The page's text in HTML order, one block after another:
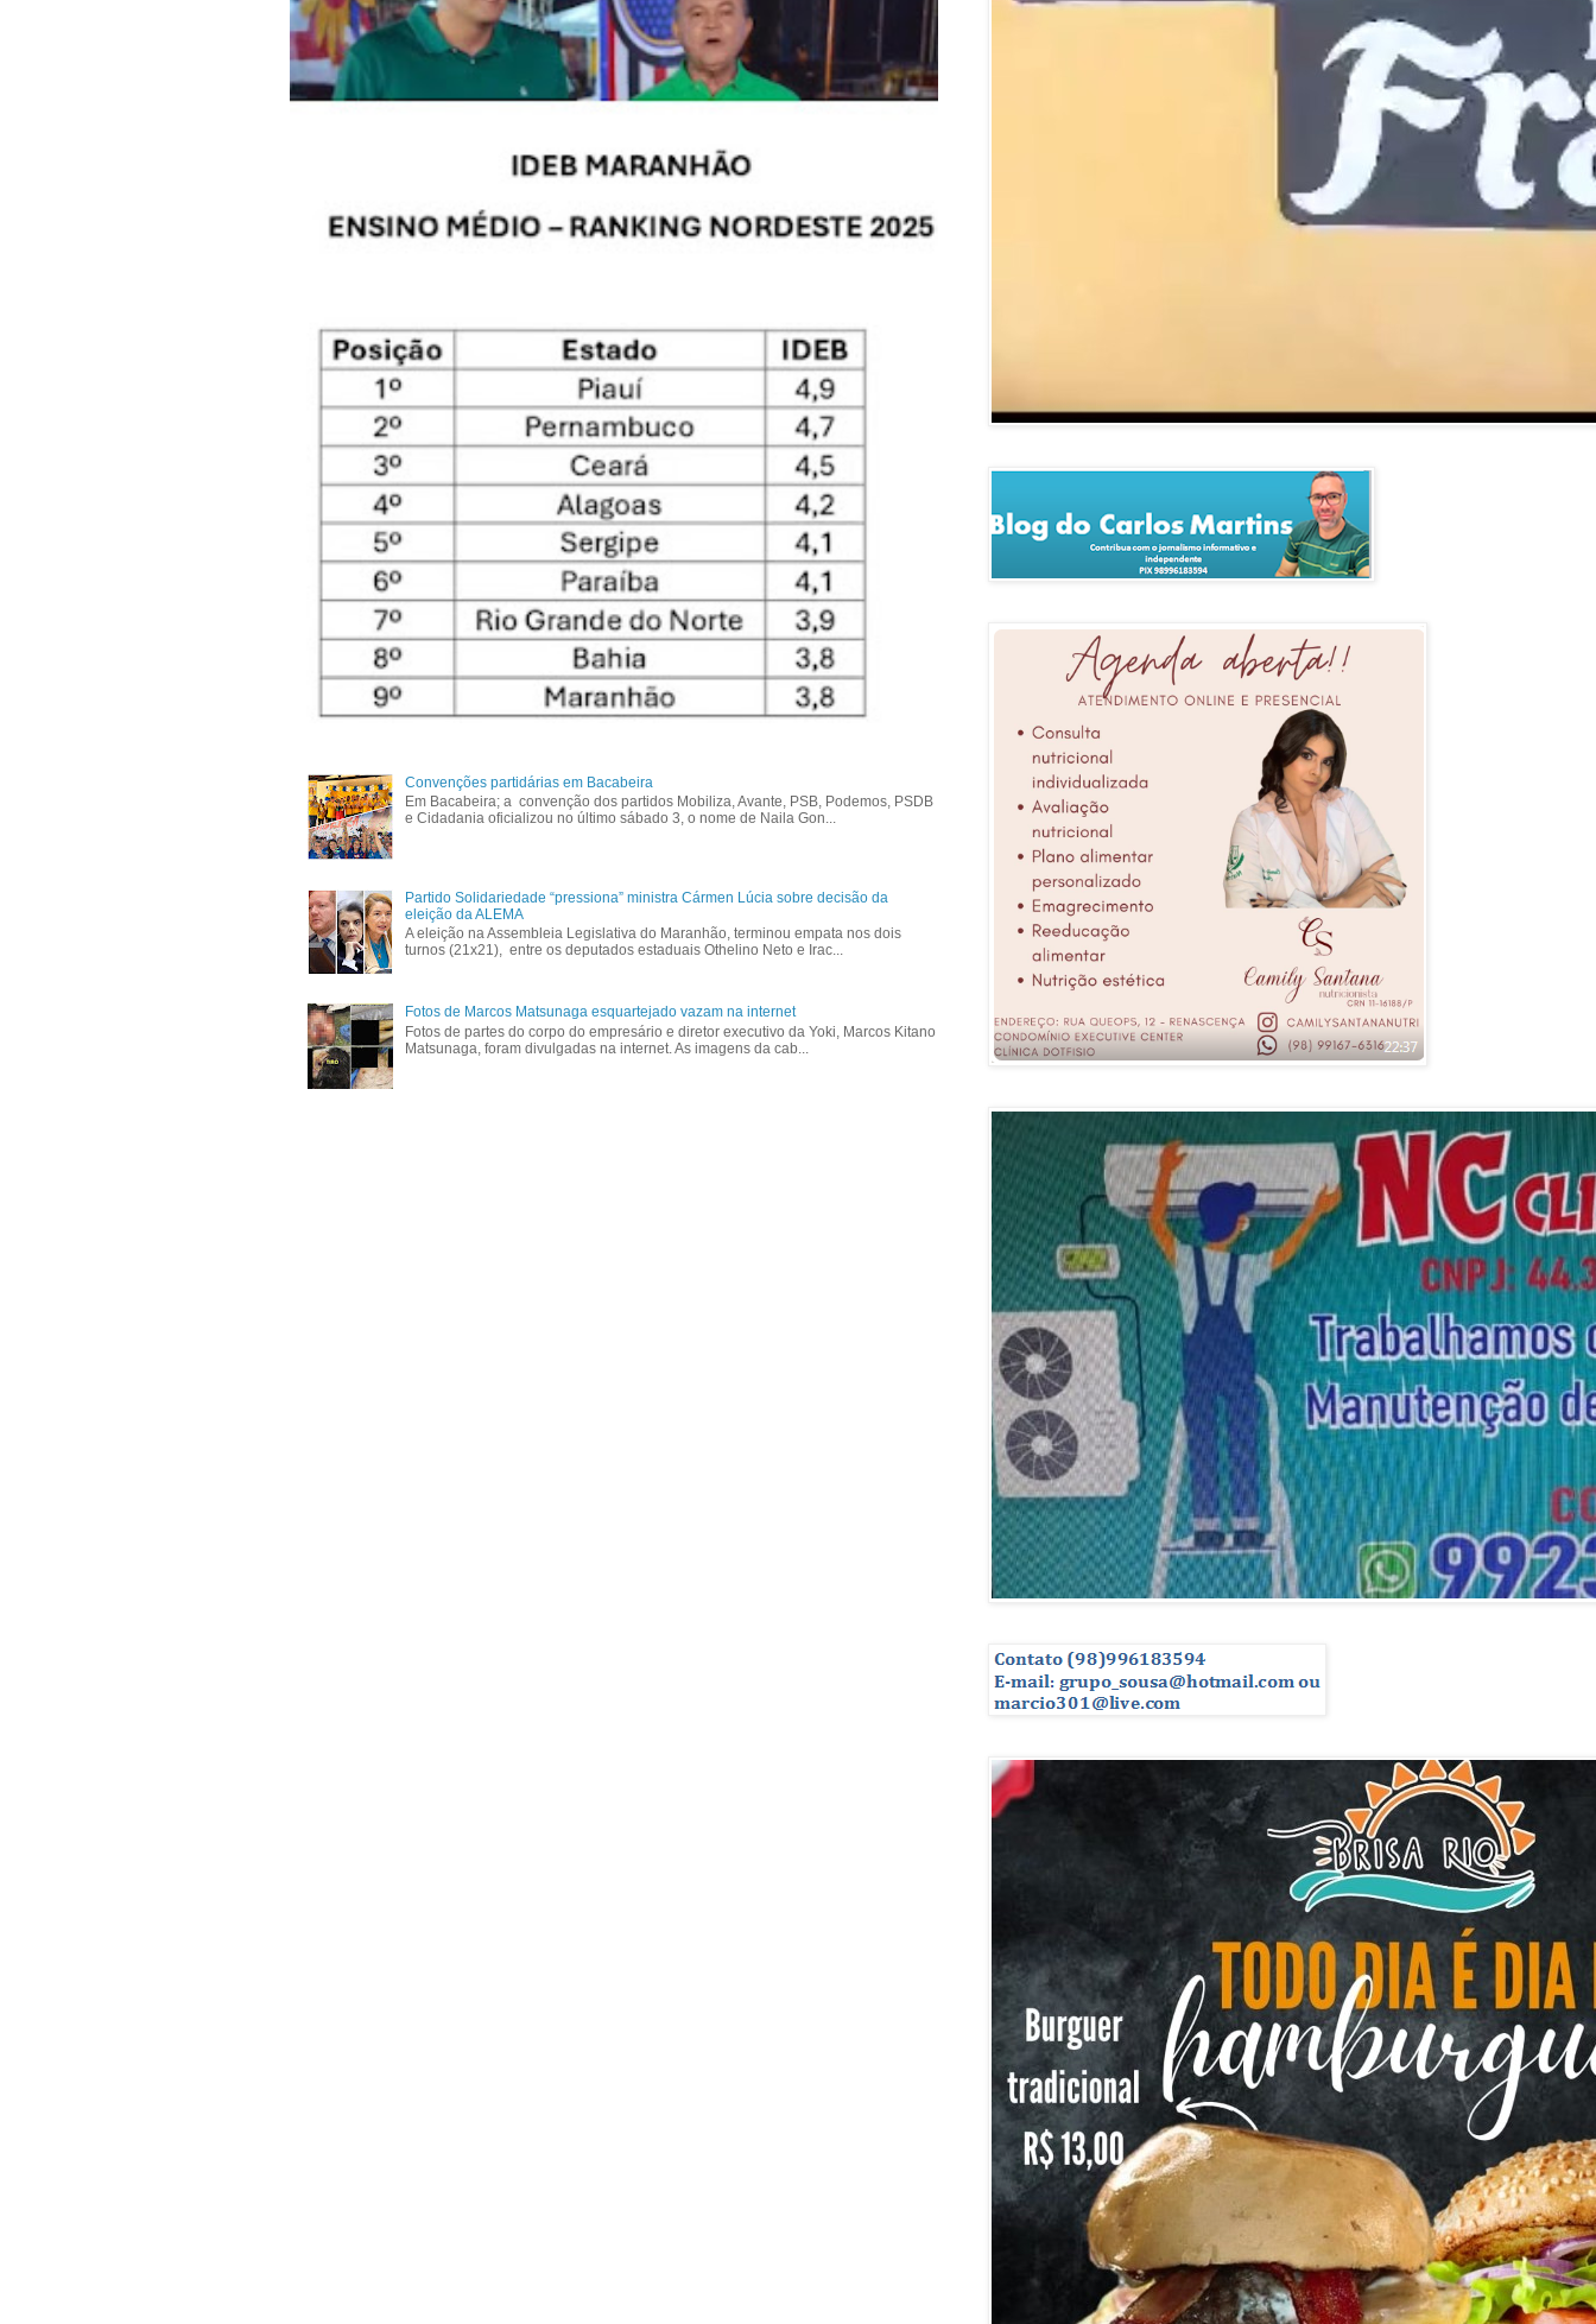
Convenções partidárias em Bacabeira
Em Bacabeira; a convenção dos partidos Mobiliza, Avante, PSB, Podemos, PSDB
e Cidadania oficializou no último sábado 3, o nome de Naila Gon...
Partido Solidariedade “pressiona” ministra Cármen Lúcia sobre decisão da
eleição da ALEMA
A eleição na Assembleia Legislativa do Maranhão, terminou empata nos dois
turnos (21x21), entre os deputados estaduais Othelino Neto e Irac...
Fotos de Marcos Matsunaga esquartejado vazam na internet
Fotos de partes do corpo do empresário e diretor executivo da Yoki, Marcos Kitano
Matsunaga, foram divulgadas na internet. As imagens da cab...